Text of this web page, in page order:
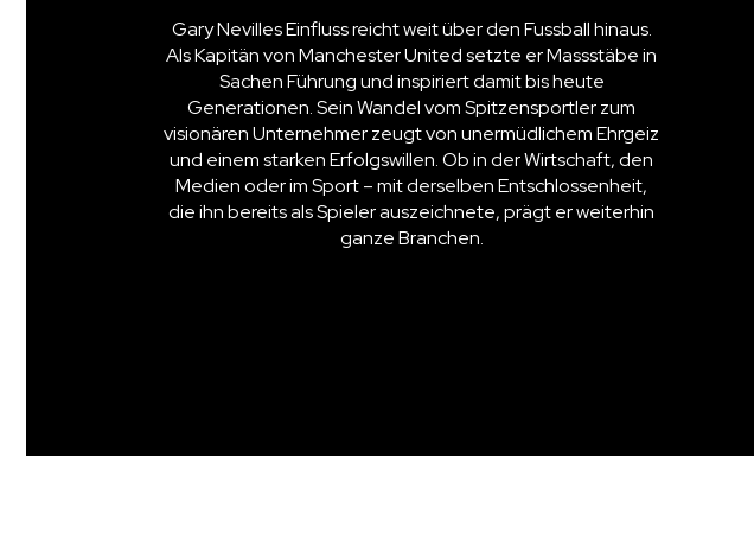
Gary Nevilles Einfluss reicht weit über den Fussball hinaus.
Als Kapitän von Manchester United setzte er Massstäbe in
Sachen Führung und inspiriert damit bis heute
Generationen. Sein Wandel vom Spitzensportler zum
visionären Unternehmer zeugt von unermüdlichem Ehrgeiz
und einem starken Erfolgswillen. Ob in der Wirtschaft, den
Medien oder im Sport – mit derselben Entschlossenheit,
die ihn bereits als Spieler auszeichnete, prägt er weiterhin
ganze Branchen.